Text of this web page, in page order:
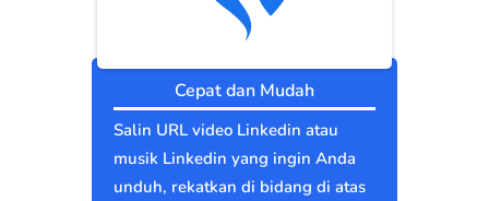
Cepat dan Mudah
Salin URL video Linkedin atau
musik Linkedin yang ingin Anda
unduh, rekatkan di bidang di atas